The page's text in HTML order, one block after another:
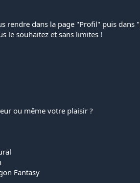
rendre dans la page "Profil" puis dans
le souhaitez et sans limites !
ou même votre plaisir ?
Fantasy